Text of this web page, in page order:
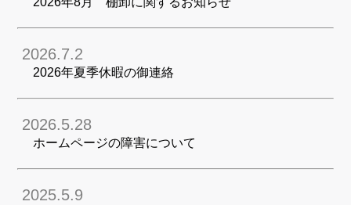
2026.7.2
2026年夏季休暇の御連絡
2026.5.28
ホームページの障害について
2025.5.9